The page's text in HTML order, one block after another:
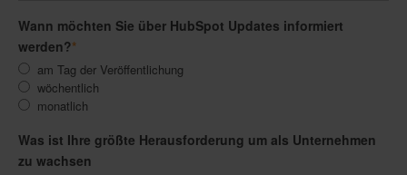
Wann möchten Sie über HubSpot Updates informiert
werden?*
am Tag der Veröffentlichung
wöchentlich
monatlich
Was ist Ihre größte Herausforderung um als Unternehmen
zu wachsen